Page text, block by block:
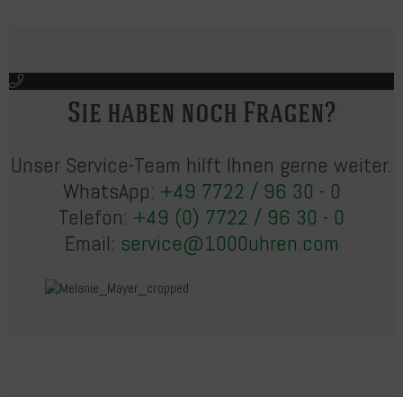
Sie haben noch Fragen?
Unser Service-Team hilft Ihnen gerne weiter.
WhatsApp: +49 7722 / 96 30 - 0
Telefon: +49 (0) 7722 / 96 30 - 0
Email: service@1000uhren.com